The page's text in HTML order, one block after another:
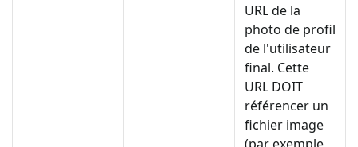
URL de la
photo de profil
de l'utilisateur
final. Cette
URL DOIT
référencer un
fichier image
(par exemple,